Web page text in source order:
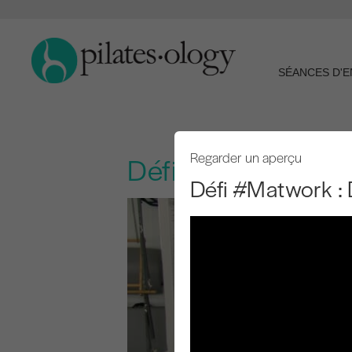
SÉANCES
Défi #Matwork :
Regarder un aperçu
Défi #Matwork :